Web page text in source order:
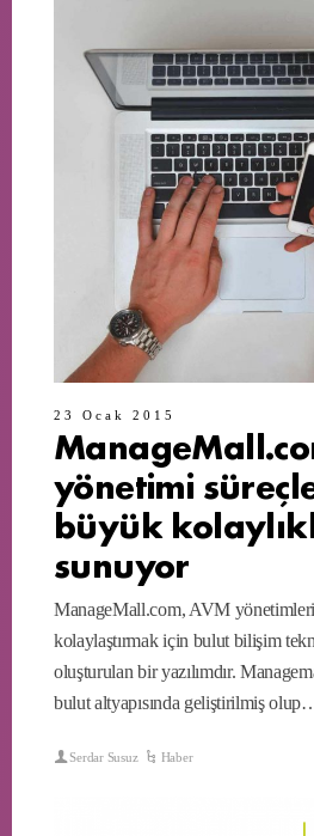
23 Ocak 2015
yönetimi
büyük
sunuyor
ManageMall.com, AVM
kolaylaştırmak için bulut bilişim
oluşturulan bir yazılımdır.
bulut altyapısında geliştirilmiş
Serdar Susuz Haber